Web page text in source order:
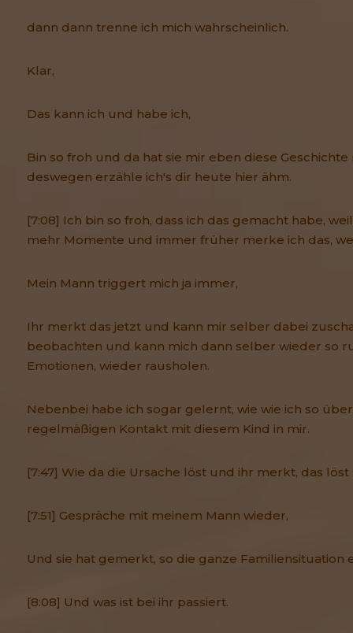
dann dann trenne ich mich wahrscheinlich.
Klar,
Das kann ich und habe ich,
Bin so froh und da hat sie mir eben diese
deswegen erzähle ich's dir heute hier ähm.
[7:08] Ich bin so froh, dass ich das gemacht habe,
mehr Momente und immer früher merke ich das,
Mein Mann triggert mich ja immer,
Ihr merkt das jetzt und kann mir selber dabei
beobachten und kann mich dann selber wieder so
Emotionen, wieder rausholen.
Nebenbei habe ich sogar gelernt, wie wie ich so
regelmäßigen Kontakt mit diesem Kind in mir.
[7:47] Wie da die Ursache löst und ihr merkt, das löst
[7:51] Gespräche mit meinem Mann wieder,
Und sie hat gemerkt, so die ganze Familiensituation
[8:08] Und was ist bei ihr passiert.